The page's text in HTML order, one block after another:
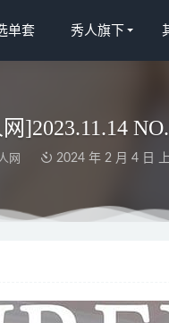
单套 秀人旗下
]2023.11.14
网 2024 年 2 月 4 日
]2022.12.13 VOL.924 徐